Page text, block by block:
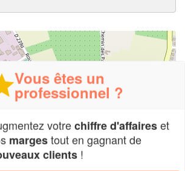
Vous êtes un
professionnel ?
votrechiffre d'affaireset
margestout en gagnant de
clients !